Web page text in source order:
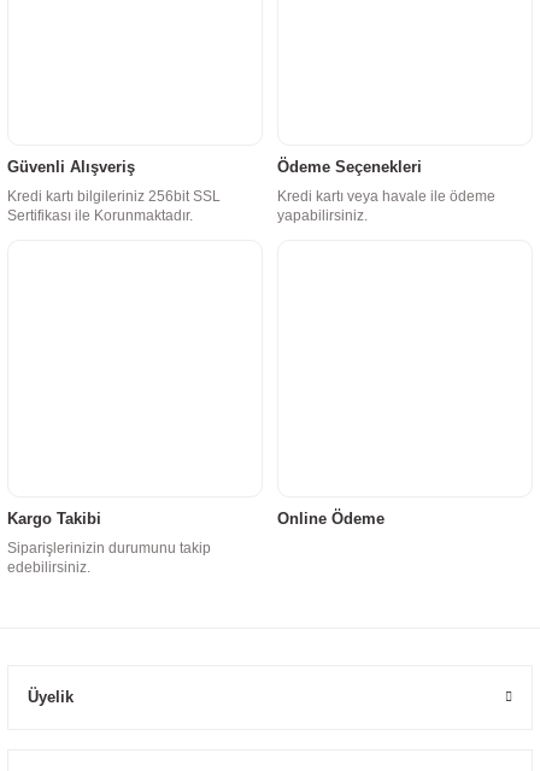
Güvenli Alışveriş
Kredi kartı bilgileriniz 256bit SSL
Sertifikası ile Korunmaktadır.
Ödeme Seçenekleri
Kredi kartı veya havale ile ödeme
yapabilirsiniz.
Kargo Takibi
Siparişlerinizin durumunu takip
edebilirsiniz.
Online Ödeme
Üyelik